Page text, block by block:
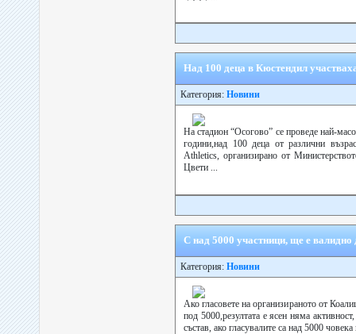
Над 100 деца в Кюстендил
Категория: Новини
На стадион “Осогово” се проведе най-
години,над 100 деца от различни
Athletics, организирано от
Цвети ...
С над 5000 участници, ще е валидно
Категория: Новини
Ако гласовете на организираното от
под 5000,резултата е ясен няма
състав, ако гласувалите са над 5000